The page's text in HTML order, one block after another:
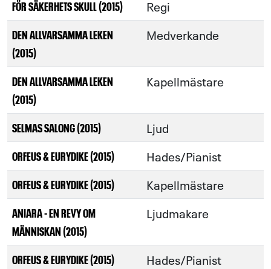
FÖR SÄKERHETS SKULL (2015) Regi
DEN ALLVARSAMMA LEKEN
(2015)
Medverkande
DEN ALLVARSAMMA LEKEN
(2015)
Kapellmästare
SELMAS SALONG (2015) Ljud
ORFEUS & EURYDIKE (2015) Hades/Pianist
ORFEUS & EURYDIKE (2015) Kapellmästare
ANIARA - EN REVY OM
MÄNNISKAN (2015)
Ljudmakare
ORFEUS & EURYDIKE (2015) Hades/Pianist